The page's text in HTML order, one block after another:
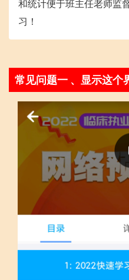
和统计便于班主任老师监
习！
常见问题一 、显示这个